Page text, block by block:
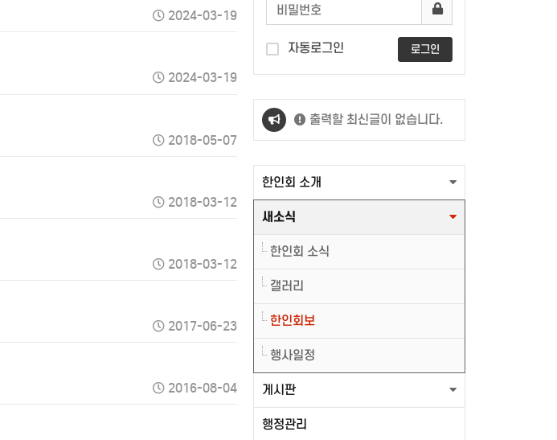
2024-03-19
2024-03-19
2018-05-07
2018-03-12
2018-03-12
2017-06-23
2016-08-04
자동로그인 로그인
출력할 최신글이 없습니다.
한인회 소개
새소식
한인회 소식
갤러리
한인회보
행사일정
게시판
행정관리